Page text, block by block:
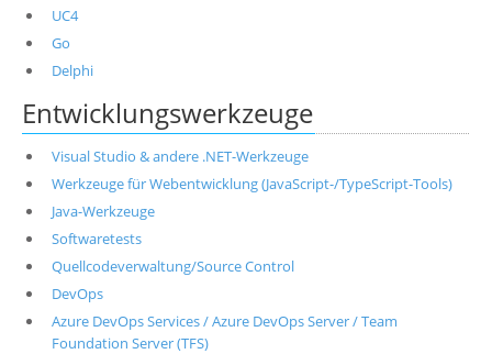
UC4
Go
Delphi
Entwicklungswerkzeuge
Visual Studio & andere .NET-Werkzeuge
Werkzeuge für Webentwicklung (JavaScript-/TypeScript-Tools)
Java-Werkzeuge
Softwaretests
Quellcodeverwaltung/Source Control
DevOps
Azure DevOps Services / Azure DevOps Server / Team
Foundation Server (TFS)